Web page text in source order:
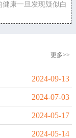
康一旦发现疑似白
更多>>
2024-09-13
2024-07-03
2024-05-17
2024-05-14